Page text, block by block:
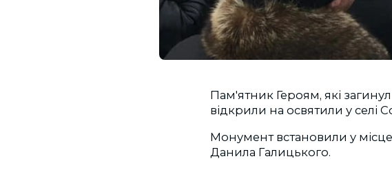
Пам'ятник Героям, які
відкрили на освятили у селі
Монумент встановили у
Данила Галицького.